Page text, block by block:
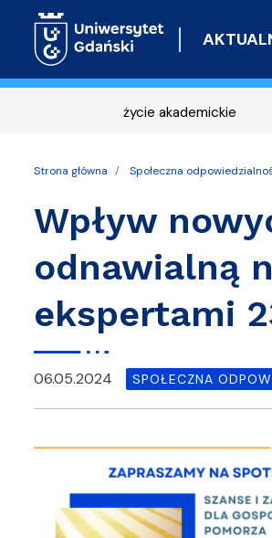
życie akademickie
Strona główna Społeczna
Wpływ
odnawialną
ekspertami
06.05.2024 SPOŁECZNA